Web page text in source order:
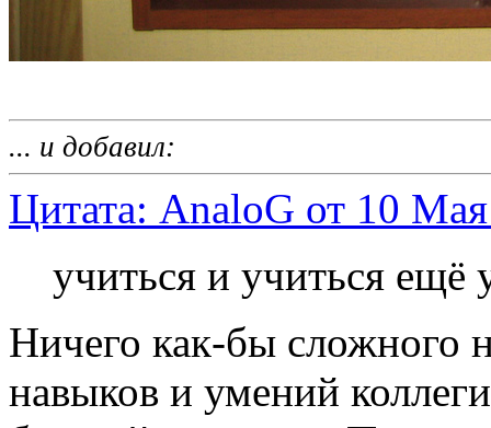
... и добавил:
Цитата: AnaloG от 10
учиться и учиться ещё
Ничего как-бы сложного
навыков и умений